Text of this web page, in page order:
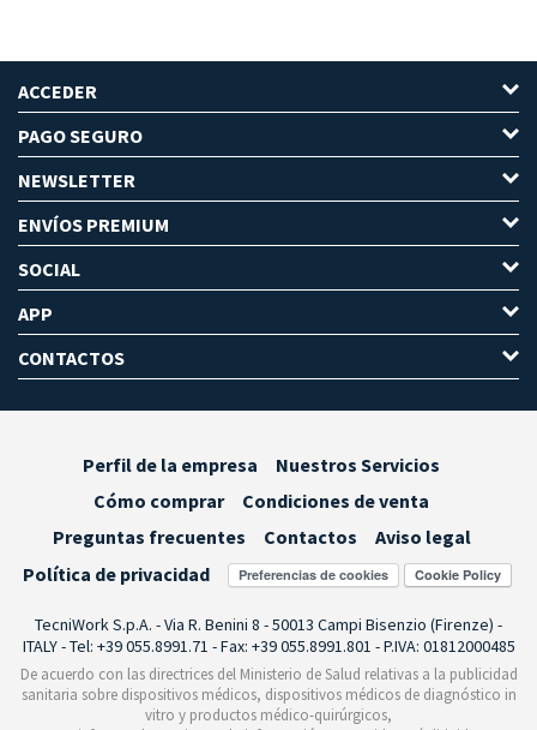
ACCEDER
PAGO SEGURO
NEWSLETTER
ENVÍOS PREMIUM
SOCIAL
APP
CONTACTOS
Perfil de la empresa
Nuestros Servicios
Cómo comprar
Condiciones de venta
Preguntas frecuentes
Contactos
Aviso legal
Política de privacidad
Preferencias de cookies
TecniWork S.p.A. - Via R. Benini 8 - 50013 Campi Bisenzio (Firenze) -
ITALY - Tel: +39 055.8991.71 - Fax: +39 055.8991.801 - P.IVA: 01812000485
De acuerdo con las directrices del Ministerio de Salud relativas a la publicidad
sanitaria sobre dispositivos médicos, dispositivos médicos de diagnóstico in
vitro y productos médico-quirúrgicos,